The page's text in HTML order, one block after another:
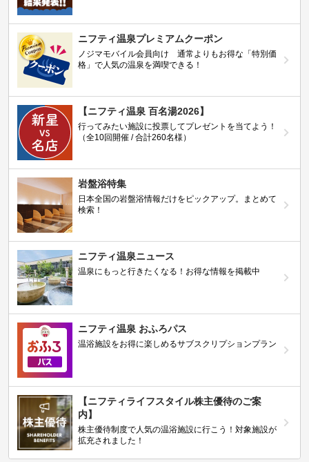
ニフティ温泉プレミアムクーポン
ノジマモバイル会員向け 通常よりもお得な「特別価
格」で人気の温泉を満喫できる！
【ニフティ温泉 百名湯2026】
行ってみたい施設に投票してプレゼントを当てよう！
（全10回開催 / 合計260名様）
岩盤浴特集
日本全国の岩盤浴情報だけをピックアップ。まとめて
検索！
ニフティ温泉ニュース
温泉にもっと行きたくなる！お得な情報を掲載中
ニフティ温泉 おふろパス
温浴施設をお得に楽しめるサブスクリプションプラン
【ニフティライフスタイル株主優待のご案
内】
株主優待制度で人気の温浴施設に行こう！対象施設が
拡充されました！